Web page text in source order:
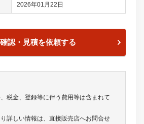
2026年01月22日
認・見積を依頼する
税金、登録等に伴う費用等は含まれて
詳しい情報は、直接販売店へお問合せ